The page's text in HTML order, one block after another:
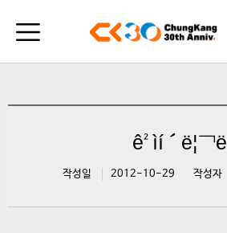
ê²ìí´ë¦¬ë
작성일 2012-10-29 작성자